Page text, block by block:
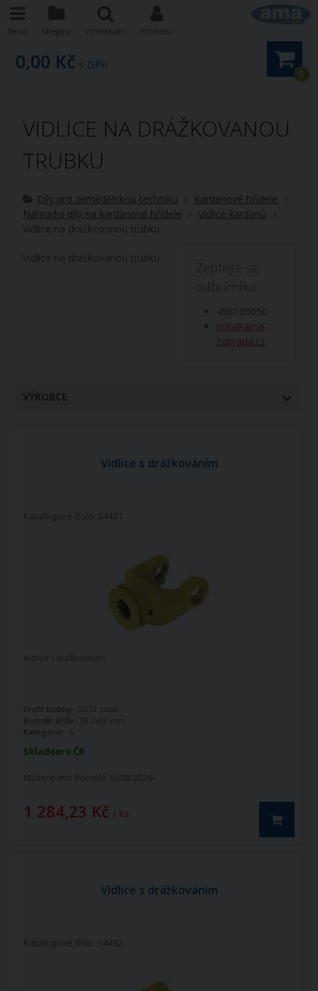
0
0,00 Kč s DPH
VIDLICE NA DRÁŽKOVANOU
TRUBKU
Díly pro zemědělskou techniku
Kardanové hřídele
Náhradní díly na kardanové hřídele
Vidlice kardanů
Vidlice na drážkovanou trubku
Zeptejte se
odborníka
498100050
info@ama-
zahrada.cz
Vidlice na drážkovanou trubku
VÝROBCE
Vidlice s drážkováním
Katalogové číslo: 34431
Skladem v ČR
Můžete mít: Pondělí 10.08.2026
1 284,23 Kč / ks
Vidlice s drážkováním
Profil trubky:
35/12 zubů
Rozměr kříže:
30,2x92 mm
Kategorie: 6
Vidlice s drážkováním
Katalogové číslo: 34432
Menu Kategorie Vyhledávání Přihlášení